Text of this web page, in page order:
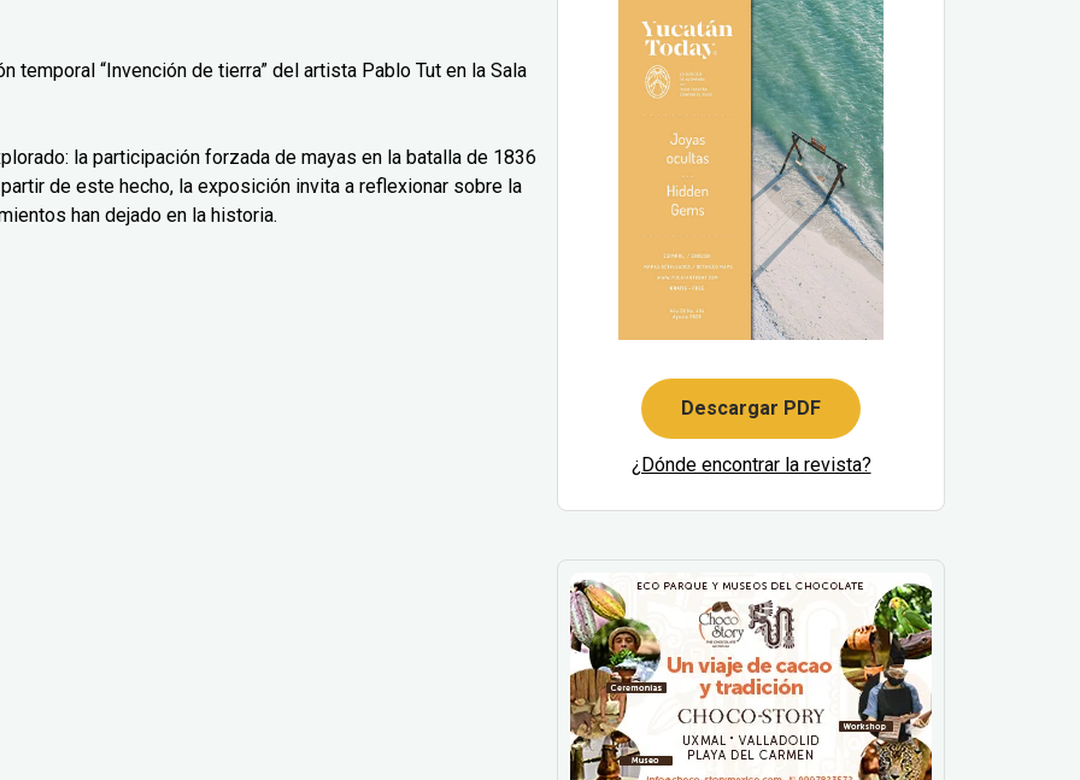
“Invención de tierra” del artista Pablo Tut en la Sala
la participación forzada de mayas en la batalla de 1836
de este hecho, la exposición invita a reflexionar sobre la
han dejado en la historia.
Descargar PDF
¿Dónde encontrar la revista?